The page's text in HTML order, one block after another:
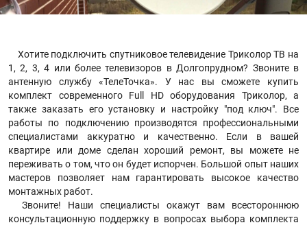
Хотите подключить спутниковое телевидение Триколор ТВ на
1, 2, 3, 4 или более телевизоров в Долгопрудном? Звоните в
антенную службу «ТелеТочка». У нас вы сможете купить
комплект современного Full HD оборудования Триколор, а
также заказать его установку и настройку "под ключ". Все
работы по подключению производятся профессиональными
специалистами аккуратно и качественно. Если в вашей
квартире или доме сделан хороший ремонт, вы можете не
переживать о том, что он будет испорчен. Большой опыт наших
мастеров позволяет нам гарантировать высокое качество
монтажных работ.
Звоните! Наши специалисты окажут вам всестороннюю
консультационную поддержку в вопросах выбора комплекта